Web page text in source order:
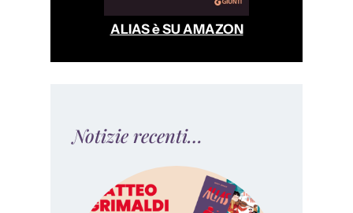
ALIAS è SU AMAZON
Notizie recenti…